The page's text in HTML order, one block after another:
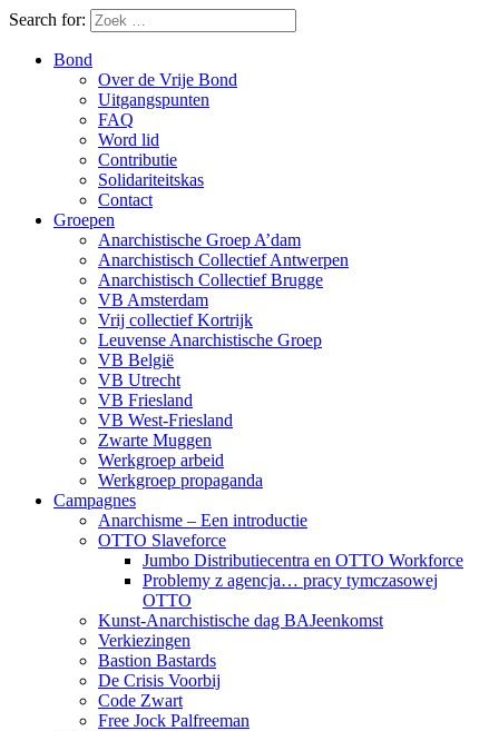
Search for:
Bond
Over de Vrije Bond
Uitgangspunten
FAQ
Word lid
Contributie
Solidariteitskas
Contact
Groepen
Anarchistische Groep A’dam
Anarchistisch Collectief Antwerpen
Anarchistisch Collectief Brugge
VB Amsterdam
Vrij collectief Kortrijk
Leuvense Anarchistische Groep
VB België
VB Utrecht
VB Friesland
VB West-Friesland
Zwarte Muggen
Werkgroep arbeid
Werkgroep propaganda
Campagnes
Anarchisme – Een introductie
OTTO Slaveforce
Jumbo Distributiecentra en OTTO Workforce
Problemy z agencja… pracy tymczasowej
OTTO
Kunst-Anarchistische dag BAJeenkomst
Verkiezingen
Bastion Bastards
De Crisis Voorbij
Code Zwart
Free Jock Palfreeman